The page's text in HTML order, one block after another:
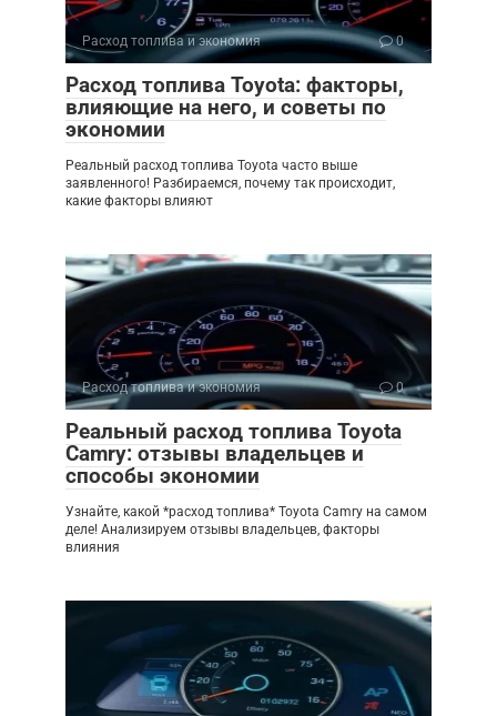
Расход топлива и экономия 0
Расход топлива Toyota: факторы,
влияющие на него, и советы по
экономии
Реальный расход топлива Toyota часто выше
заявленного! Разбираемся, почему так происходит,
какие факторы влияют
Расход топлива и экономия 0
Реальный расход топлива Toyota
Camry: отзывы владельцев и
способы экономии
Узнайте, какой *расход топлива* Toyota Camry на самом
деле! Анализируем отзывы владельцев, факторы
влияния